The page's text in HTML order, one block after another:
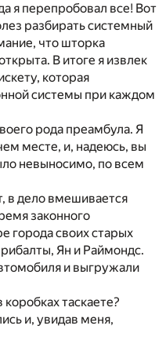
я перепробовал все! Вот
разбирать системный
что шторка
В итоге я извлек
которая
системы при каждом
рода преамбула. Я
месте, и, надеюсь, вы
невыносимо, по всем
в дело вмешивается
законного
города своих старых
Ян и Раймондс.
и выгружали
таскаете?
и, увидав меня,